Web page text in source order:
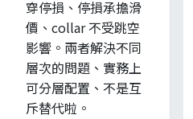
穿停損、停損承擔滑
價、collar 不受跳空
影響。兩者解決不同
層次的問題、實務上
可分層配置、不是互
斥替代啦。